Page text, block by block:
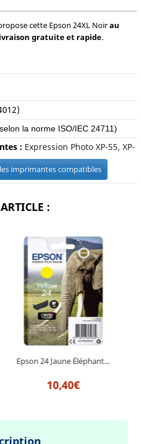
cette Epson 24XL Noirau
gratuite et rapide.
la norme ISO/IEC 24711)
: Expression Photo XP-55, XP-
imprimantes compatibles
:
Epson 24 Jaune Éléphant...
10,40€